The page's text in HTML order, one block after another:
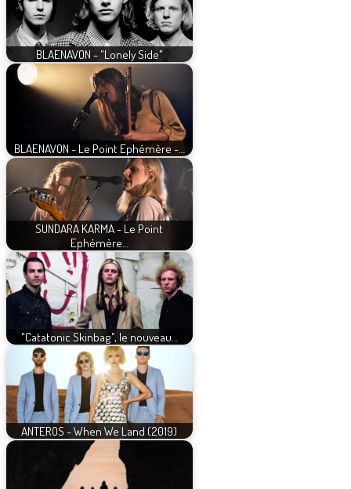
BLAENAVON - "Lonely Side"
BLAENAVON - Le Point Ephémère -…
SUNDARA KARMA - Le Point
Ephémère…
"Catatonic Skinbag", le nouveau…
ANTEROS - When We Land (2019)